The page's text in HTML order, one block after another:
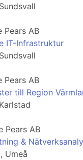
Pears AB
IT-Infrastruktur
Pears AB
till Region
Pears AB
&
Umeå